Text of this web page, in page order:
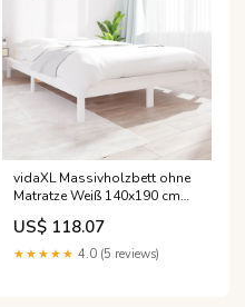
vidaXL Massivholzbett ohne
Matratze Weiß 140x190 cm
Kiefernholz ENGWE
US$ 118.07
★★★★★ 4.0 (5 reviews)